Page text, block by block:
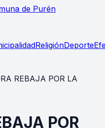
de Purén
ReligiónDeporte
REBAJA POR LA
POR